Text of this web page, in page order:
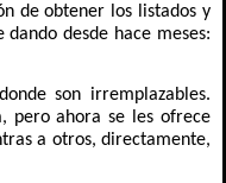
de obtener los listados y
desde hace meses:
son irremplazables.
pero ahora se les ofrece
a otros, directamente,